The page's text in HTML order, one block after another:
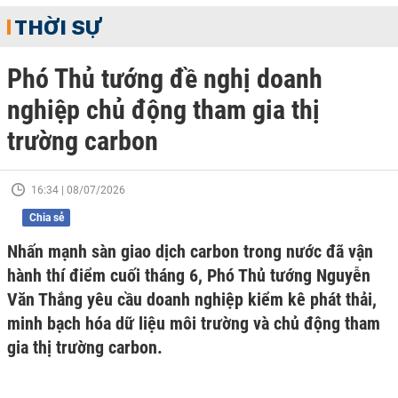
THỜI SỰ
Phó Thủ tướng đề nghị doanh
nghiệp chủ động tham gia thị
trường carbon
16:34 | 08/07/2026
Chia sẻ
Nhấn mạnh sàn giao dịch carbon trong nước đã vận
hành thí điểm cuối tháng 6, Phó Thủ tướng Nguyễn
Văn Thắng yêu cầu doanh nghiệp kiểm kê phát thải,
minh bạch hóa dữ liệu môi trường và chủ động tham
gia thị trường carbon.